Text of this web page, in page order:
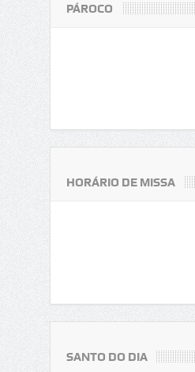
PÁROCO
HORÁRIO DE MISSA
SANTO DO DIA